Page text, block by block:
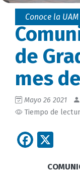
Conoce la UAM
de
mes
Mayo 26 2021
Tiempo de